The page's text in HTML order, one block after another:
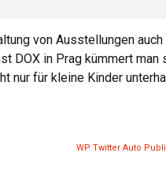
von Ausstellungen
DOX in Prag kümmert
nur für kleine Kinder
WP Twitter Auto